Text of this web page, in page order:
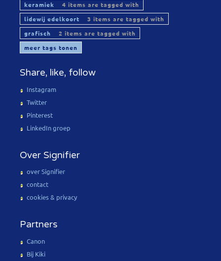
keramiek
4 items are tagged with
lidewij edelkoort
3 items are tagged with
grafisch
2 items are tagged with
meer tags tonen
Share, like, follow
Instagram
Twitter
Pinterest
LinkedIn groep
Over Signifier
over Signifier
contact
cookies & privacy
Partners
Canon
Bij Kiki